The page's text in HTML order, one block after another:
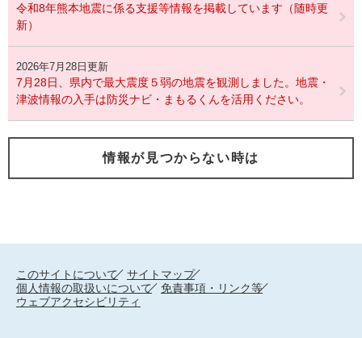
令和8年熊本地震に係る支援等情報を掲載しています（随時更
新）
2026年7月28日更新
7月28日、県内で最大震度５弱の地震を観測しました。地震・
津波情報の入手は防災ナビ・まもるくんを活用ください。
情報が見つからない時は
このサイトについて
サイトマップ
個人情報の取扱いについて
免責事項・リンク等
ウェブアクセシビリティ